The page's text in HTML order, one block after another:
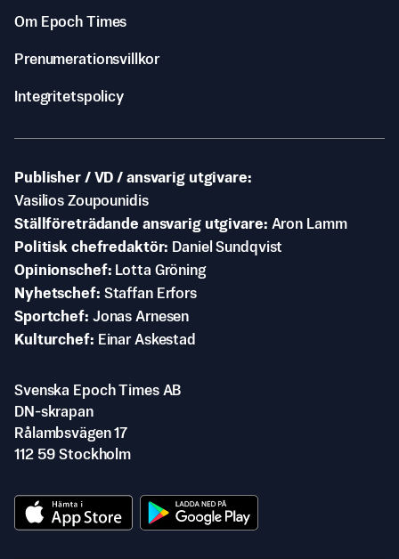
Om Epoch Times
Prenumerationsvillkor
Integritetspolicy
Publisher / VD / ansvarig utgivare
Vasilios Zoupounidis
Ställföreträdande ansvarig utgivare Aron Lamm
Politisk chefredaktör
Daniel Sundqvist
Opinionschef
Lotta Gröning
Nyhetschef Staffan Erfors
Sportchef Jonas Arnesen
Kulturchef
Einar Askestad
Svenska Epoch Times AB
DN-skrapan
Rålambsvägen 17
112 59 Stockholm